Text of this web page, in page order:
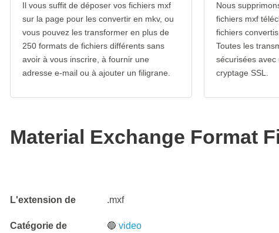
Il vous suffit de déposer vos fichiers mxf
sur la page pour les convertir en mkv, ou
vous pouvez les transformer en plus de
250 formats de fichiers différents sans
avoir à vous inscrire, à fournir une
adresse e-mail ou à ajouter un filigrane.
Nous
fichiers mxf
fichiers
Toutes les
sécurisées avec
cryptage SSL.
Material Exchange Format
L'extension de .mxf
Catégorie de 🔵video